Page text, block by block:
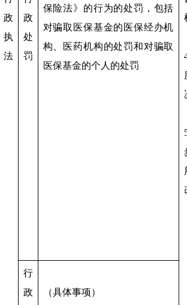
政
执
法
政
处
罚
保险法》的行为的处罚，包括
对骗取医保基金的医保经办机
构、医药机构的处罚和对骗取
医保基金的个人的处罚
行
政
（具体事项）